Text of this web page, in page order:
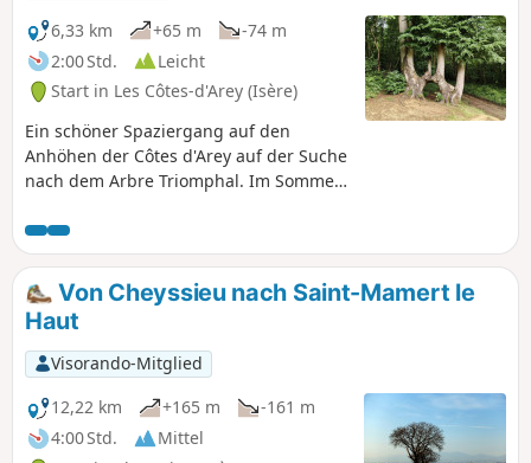
6,33 km
+65 m
-74 m
2:00 Std.
Leicht
Start in Les Côtes-d'Arey (Isère)
Ein schöner Spaziergang auf den
Anhöhen der Côtes d'Arey auf der Suche
nach dem Arbre Triomphal. Im Sommer
Strecke durch den Wald führt. Eine
Wanderung ohne Schwierigkeiten und
ohne Höhenunterschiede. Wir haben
den Spaziergang in etwa 1,5 Stunden
zurückgelegt, wobei wir zwischendurch
angehalten haben, um Fotos zu
machen.
Von Cheyssieu nach Saint-Mamert le
Haut
Visorando-Mitglied
12,22 km
+165 m
-161 m
4:00 Std.
Mittel